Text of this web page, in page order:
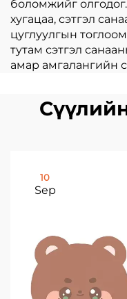
боломжийг
хугацаа, сэтгэл
цуглуулгын
тутам сэтгэл
амар амгалангийн
10
Sep